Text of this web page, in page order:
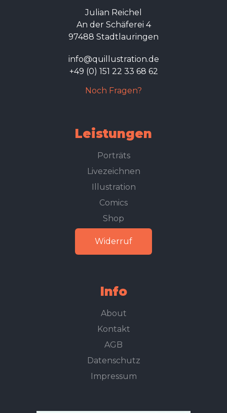
Julian Reichel
An der Schäferei 4
97488 Stadtlauringen
info@quillustration.de
+49 (0) 151 22 33 68 62
Noch Fragen?
Leistungen
Porträts
Livezeichnen
Illustration
Comics
Shop
Widerruf
Info
About
Kontakt
AGB
Datenschutz
Impressum